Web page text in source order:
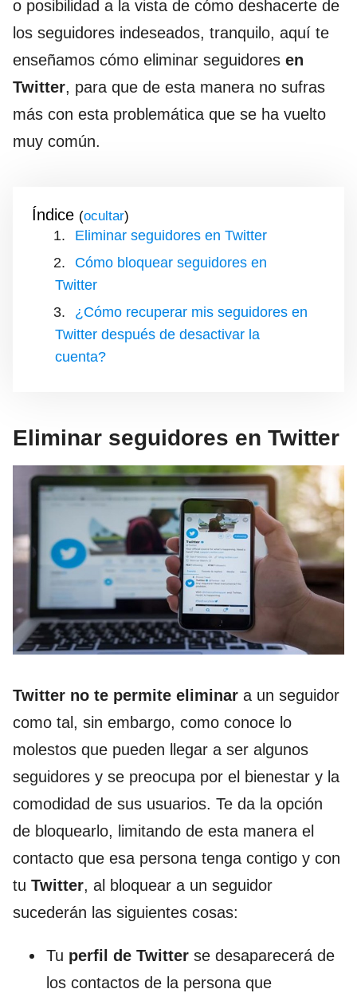
o posibilidad a la vista de cómo deshacerte de
los seguidores indeseados, tranquilo, aquí te
enseñamos cómo eliminar seguidores en
Twitter, para que de esta manera no sufras
más con esta problemática que se ha vuelto
muy común.
Índice ( )
Eliminar seguidores en Twitter
Cómo bloquear seguidores en
Twitter
¿Cómo recuperar mis seguidores en
Twitter después de desactivar la
cuenta?
Eliminar seguidores en Twitter
Twitter no te permite eliminar a un seguidor
como tal, sin embargo, como conoce lo
molestos que pueden llegar a ser algunos
seguidores y se preocupa por el bienestar y la
comodidad de sus usuarios. Te da la opción
de bloquearlo, limitando de esta manera el
contacto que esa persona tenga contigo y con
tu Twitter, al bloquear a un seguidor
sucederán las siguientes cosas:
Tu perfil de Twitter se desaparecerá de
los contactos de la persona que